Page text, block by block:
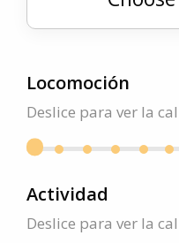
Locomoción
Deslice para ver la
Actividad
Deslice para ver la